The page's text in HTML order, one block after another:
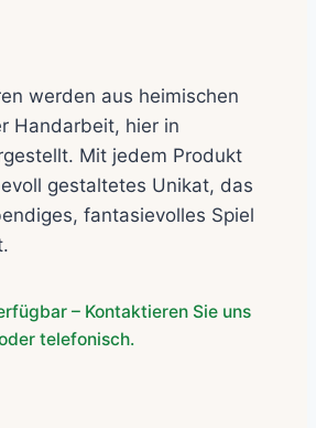
werden aus heimischen
Handarbeit, hier in
Mit jedem Produkt
gestaltetes Unikat, das
fantasievolles Spiel
– Kontaktieren Sie uns
telefonisch.